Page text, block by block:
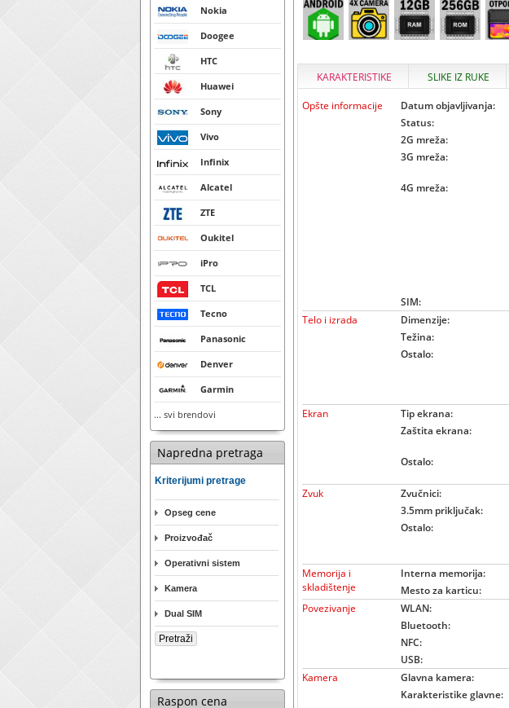
Nokia
Doogee
HTC
Huawei
Sony
Vivo
Infinix
Alcatel
ZTE
Oukitel
iPro
TCL
Tecno
Panasonic
Denver
Garmin
... svi brendovi
Napredna pretraga
Kriterijumi pretrage
Opseg cene
Proizvođač
Operativni sistem
Kamera
Dual SIM
Raspon cena
KARAKTERISTIKE SLIKE IZ RUKE
Opšte informacije Datum objavljivanja:
Status:
2G mreža:
3G mreža:
4G mreža:
SIM:
Telo i izrada
Dimenzije:
Težina:
Ostalo:
Ekran
Tip ekrana:
Zaštita ekrana:
Ostalo:
Zvuk
Zvučnici:
3.5mm priključak:
Ostalo:
Memorija i
skladištenje
Interna memorija:
Mesto za karticu:
Povezivanje
WLAN:
Bluetooth:
NFC:
USB:
Kamera
Glavna kamera:
Karakteristike glavne: